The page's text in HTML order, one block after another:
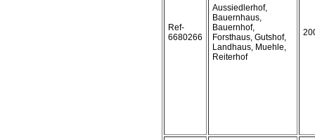
Ref-
6680266
Aussiedlerhof,
Bauernhaus,
Bauernhof,
Forsthaus, Gutshof,
Landhaus, Muehle,
Reiterhof